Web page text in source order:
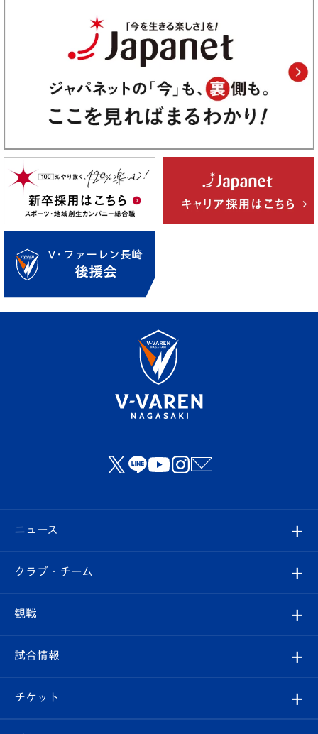
ニュース
すべて
クラブ
試合情報
クラブ・チーム
クラブ概要
エンブレム紹介
観戦
観戦ルール
はじめての観戦ガイド
試合情報
試合日程/結果
チケット